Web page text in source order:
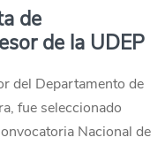
de
de la UDEP
del Departamento de
fue seleccionado
Nacional de